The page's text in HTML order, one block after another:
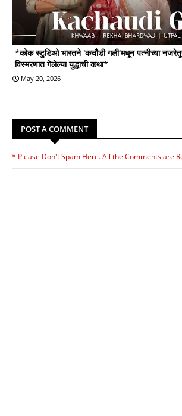
*कोक स्टुडिओ भारतने 'कचौडी गली'मधून पत्नीच्या
विस्मरणात गेलेल्या युद्धाची कथा*
May 20, 2026
POST A COMMENT
* Please Don't Spam Here. All the Comments are